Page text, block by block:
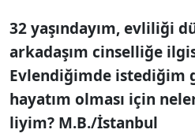
32 yaşındayım, evliliği
arkadaşım cinselliğe
Evlendiğimde istediğim
hayatım olması için
liyim? M.B./İstanbul